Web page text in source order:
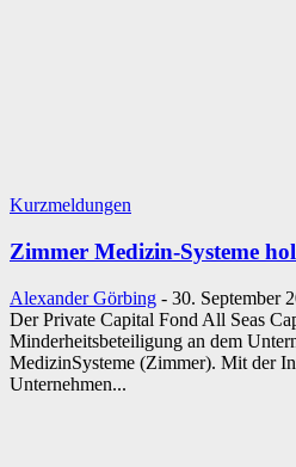
Kurzmeldungen
Zimmer Medizin-Systeme
Alexander Görbing - 30. September
Der Private Capital Fond All Seas
Minderheitsbeteiligung an dem
MedizinSysteme (Zimmer). Mit der
Unternehmen...